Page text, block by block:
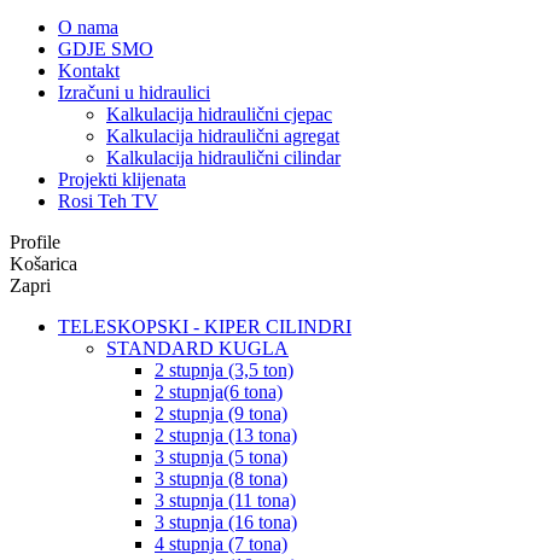
O nama
GDJE SMO
Kontakt
Izračuni u hidraulici
Kalkulacija hidraulični cjepac
Kalkulacija hidraulični agregat
Kalkulacija hidraulični cilindar
Projekti klijenata
Rosi Teh TV
Profile
Košarica
Zapri
TELESKOPSKI - KIPER CILINDRI
STANDARD KUGLA
2 stupnja (3,5 ton)
2 stupnja(6 tona)
2 stupnja (9 tona)
2 stupnja (13 tona)
3 stupnja (5 tona)
3 stupnja (8 tona)
3 stupnja (11 tona)
3 stupnja (16 tona)
4 stupnja (7 tona)